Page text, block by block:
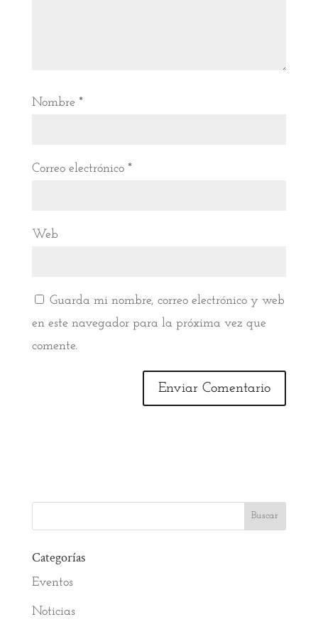
Nombre *
Correo electrónico *
Web
Guarda mi nombre, correo electrónico y web
en este navegador para la próxima vez que
comente.
Categorías
Eventos
Noticias